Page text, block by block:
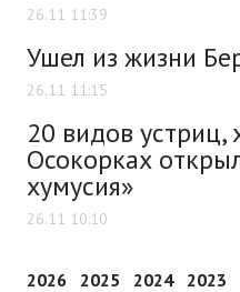
26.11 11:39
Ушел из жизни
26.11 11:15
20 видов устриц,
Осокорках
хумусия»
26.11 10:10
2026 2025 2024 2023